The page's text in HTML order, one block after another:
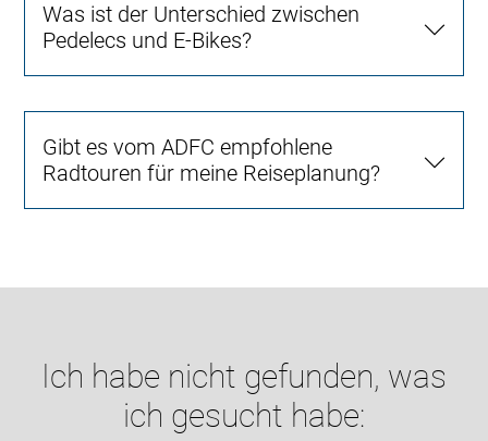
Was ist der Unterschied zwischen
Pedelecs und E-Bikes?
Gibt es vom ADFC empfohlene
Radtouren für meine Reiseplanung?
Ich habe nicht gefunden, was
ich gesucht habe: